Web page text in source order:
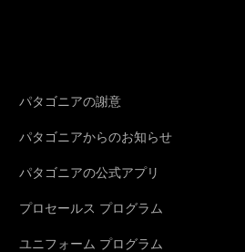
パタゴニアの謝意
パタゴニアからのお知らせ
パタゴニアの公式アプリ
プロセールス プログラム
ユニフォーム プログラム